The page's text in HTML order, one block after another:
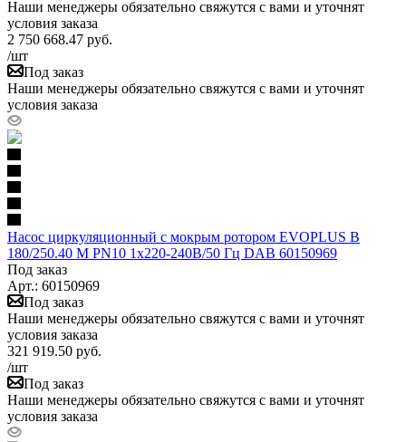
Наши менеджеры обязательно свяжутся с вами и уточнят
условия заказа
2 750 668.47 руб.
/шт
Под заказ
Наши менеджеры обязательно свяжутся с вами и уточнят
условия заказа
Насос циркуляционный с мокрым ротором EVOPLUS B
180/250.40 M PN10 1x220-240В/50 Гц DAB 60150969
Под заказ
Арт.: 60150969
Под заказ
Наши менеджеры обязательно свяжутся с вами и уточнят
условия заказа
321 919.50 руб.
/шт
Под заказ
Наши менеджеры обязательно свяжутся с вами и уточнят
условия заказа